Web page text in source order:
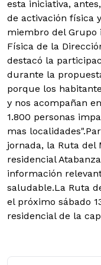
esta iniciativa,
de activación física
miembro del Grupo
Física de la
destacó la
durante la
porque los
y nos acompañan
1.800 personas
mas
jornada, la Ruta del
residencial
información
saludable.La Ruta
el próximo sábado
residencial de la